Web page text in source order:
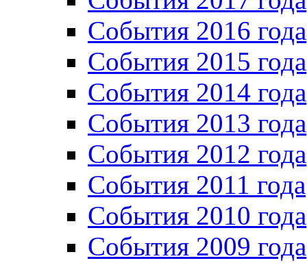
События 2016 года
События 2015 года
События 2014 года
События 2013 года
События 2012 года
События 2011 года
События 2010 года
События 2009 года